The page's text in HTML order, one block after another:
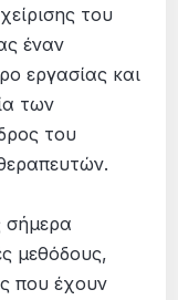
του
έναν
εργασίας και
των
του
σήμερα
μεθόδους,
που έχουν